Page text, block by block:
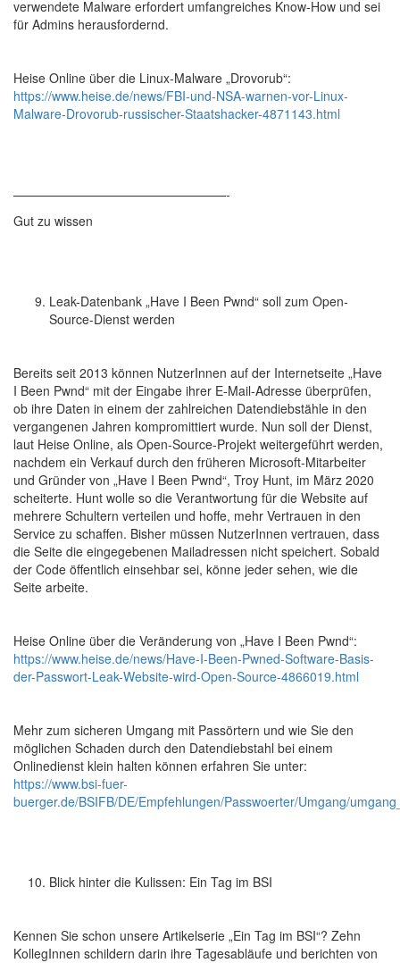
verwendete Malware erfordert umfangreiches Know-How und sei
für Admins herausfordernd.
Heise Online über die Linux-Malware „Drovorub“:
https://www.heise.de/news/FBI-und-NSA-warnen-vor-Linux-
Malware-Drovorub-russischer-Staatshacker-4871143.html
—————————————————-
Gut zu wissen
Leak-Datenbank „Have I Been Pwnd“ soll zum Open-
Source-Dienst werden
Bereits seit 2013 können NutzerInnen auf der Internetseite „Have
I Been Pwnd“ mit der Eingabe ihrer E-Mail-Adresse überprüfen,
ob ihre Daten in einem der zahlreichen Datendiebstähle in den
vergangenen Jahren kompromittiert wurde. Nun soll der Dienst,
laut Heise Online, als Open-Source-Projekt weitergeführt werden,
nachdem ein Verkauf durch den früheren Microsoft-Mitarbeiter
und Gründer von „Have I Been Pwnd“, Troy Hunt, im März 2020
scheiterte. Hunt wolle so die Verantwortung für die Website auf
mehrere Schultern verteilen und hoffe, mehr Vertrauen in den
Service zu schaffen. Bisher müssen NutzerInnen vertrauen, dass
die Seite die eingegebenen Mailadressen nicht speichert. Sobald
der Code öffentlich einsehbar sei, könne jeder sehen, wie die
Seite arbeite.
Heise Online über die Veränderung von „Have I Been Pwnd“:
https://www.heise.de/news/Have-I-Been-Pwned-Software-Basis-
der-Passwort-Leak-Website-wird-Open-Source-4866019.html
Mehr zum sicheren Umgang mit Passörtern und wie Sie den
möglichen Schaden durch den Datendiebstahl bei einem
Onlinedienst klein halten können erfahren Sie unter:
https://www.bsi-fuer-
buerger.de/BSIFB/DE/Empfehlungen/Passwoerter/Umgang/
Blick hinter die Kulissen: Ein Tag im BSI
Kennen Sie schon unsere Artikelserie „Ein Tag im BSI“? Zehn
KollegInnen schildern darin ihre Tagesabläufe und berichten von